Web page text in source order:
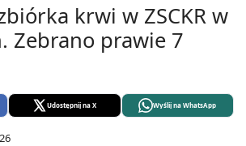
krwi w ZSCKR w
Zebrano prawie 7
Udostępnij na X Wyślij na WhatsApp